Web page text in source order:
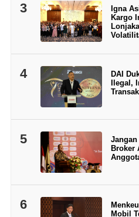
3
Igna
Kargo
4
DAI
Ilegal,
5
Jangan
Broker
6
Mobil